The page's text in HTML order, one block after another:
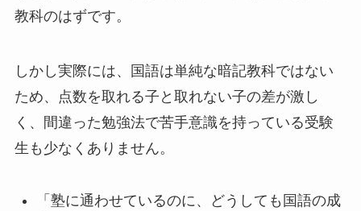
教科のはずです。
しかし実際には、国語は単純な暗記教科ではない
ため、点数を取れる子と取れない子の差が激し
く、間違った勉強法で苦手意識を持っている受験
生も少なくありません。
「塾に通わせているのに、どうしても国語の成